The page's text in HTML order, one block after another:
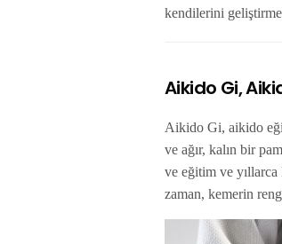
kendilerini
Aikido Gi,
Aikido Gi, aikido
ve ağır, kalın bir
ve eğitim ve
zaman, kemerin